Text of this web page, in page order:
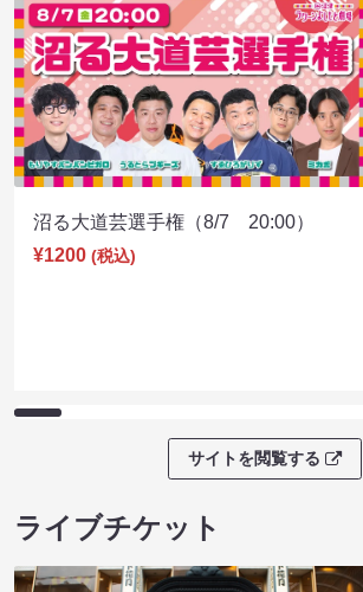
沼る大道芸選手権（8/7 20:00）
¥1200 (税込)
サイトを閲覧する
ライブチケット